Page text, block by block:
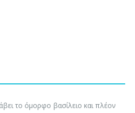
το όμορφο βασίλειο και πλέον